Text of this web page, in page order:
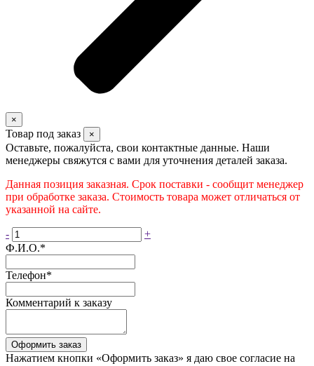
×
Товар под заказ ×
Оставьте, пожалуйста, свои контактные данные. Наши
менеджеры свяжутся с вами для уточнения деталей заказа.
Данная позиция заказная. Срок поставки - сообщит менеджер
при обработке заказа. Стоимость товара может отличаться от
указанной на сайте.
-
+
Ф.И.О.*
Телефон*
Комментарий к заказу
Оформить заказ
Нажатием кнопки «Оформить заказ» я даю свое согласие на